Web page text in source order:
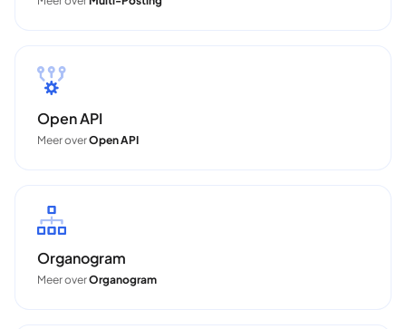
Open API
Meer overOpen API
Organogram
Meer overOrganogram